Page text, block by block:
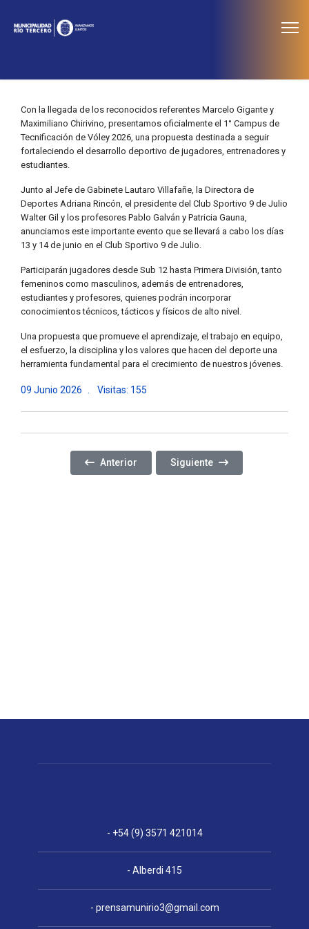
Con la llegada de los reconocidos referentes Marcelo Gigante y
Maximiliano Chirivino, presentamos oficialmente el 1° Campus de
Tecnificación de Vóley 2026, una propuesta destinada a seguir
fortaleciendo el desarrollo deportivo de jugadores, entrenadores y
estudiantes.
Junto al Jefe de Gabinete Lautaro Villafañe, la Directora de
Deportes Adriana Rincón, el presidente del Club Sportivo 9 de Julio
Walter Gil y los profesores Pablo Galván y Patricia Gauna,
anunciamos este importante evento que se llevará a cabo los días
13 y 14 de junio en el Club Sportivo 9 de Julio.
Participarán jugadores desde Sub 12 hasta Primera División, tanto
femeninos como masculinos, además de entrenadores,
estudiantes y profesores, quienes podrán incorporar
conocimientos técnicos, tácticos y físicos de alto nivel.
Una propuesta que promueve el aprendizaje, el trabajo en equipo,
el esfuerzo, la disciplina y los valores que hacen del deporte una
herramienta fundamental para el crecimiento de nuestros jóvenes.
09 Junio 2026 Visitas: 155
Artículo Anterior: CONTINUAMOS PROMOVIENDO
Anterior Artículo Siguiente:
Siguiente
- +54 (9) 3571 421014
- Alberdi 415
- prensamunirio3@gmail.com